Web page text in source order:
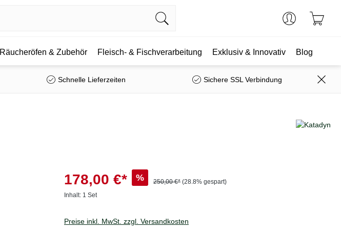
Räucheröfen & Zubehör Fleisch- & Fischverarbeitung Exklusiv & Innovativ Blog
Schnelle Lieferzeiten Sichere SSL Verbindung
178,00 €* % 250,00 €* (28.8% gespart)
Inhalt: 1 Set
Preise inkl. MwSt. zzgl. Versandkosten